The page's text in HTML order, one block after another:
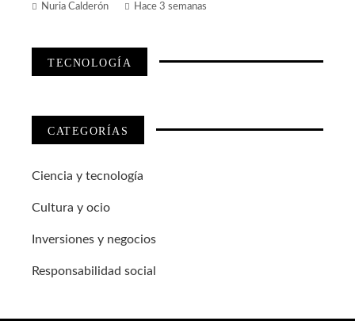
Nuria Calderón Hace 3 semanas
TECNOLOGÍA
CATEGORÍAS
Ciencia y tecnología
Cultura y ocio
Inversiones y negocios
Responsabilidad social